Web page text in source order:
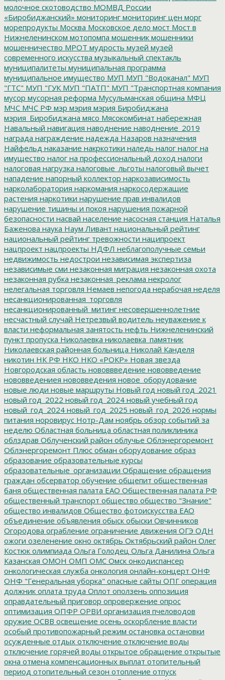
молочное скотоводство МОМВД России
«Биробиджанский» мониторинг мониторинг цен морг
морепродукты Москва Московское дело мост Мост в
Нижнеленинском мотопомпа мошенник мошенники
мошенничество МРОТ мудрость музей музей
современного искусства музыкальный спектакль
муниципалитеты муниципальная программа
муниципальное имущество МУП МУП "Водоканал" МУП
"ГТС" МУП "ГУК МУП "ПАТП" МУП "Транспортная компания
мусор мусорная реформа Мусульманская община МФЦ
МЧС МЧС РФ мэр мэрия мэрия Биробиджана
мэрия_Биробиджана мясо Мясокомбинат набережная
Навальный навигация наводнение наводнение_2019
награда награждение надежда Назаров назначения
Найфельд наказание накркотики наледь налог налог на
имущество налог на профессиональный доход налоги
налоговая нагрузка налоговые_льготы налоговый вычет
нападение напорный коллектор наркозависимость
нарколаборатория наркомания наркосодержащие
растения наркотики нарушение прав инвалидов
нарушение тишины и покоя нарушения пожарной
безопасности насвай население насосная станция Наталья
Баженова наука Наум Ливант национальный рейтинг
национальный рейтинг тревожности наципроект
нацпроект нацпроекты НДФЛ неблагополучные семьи
недвижимость недострои независимая экспертиза
независимые сми незаконная миграция незаконная охота
незаконная рубка незаконная_реклама некролог
нелегальная торговля Немаев непогода нерабочая неделя
несанкционированная_торговля
несанкционированный_митинг несовершеннолетние
несчастный случай Нетрезвый водитель неуважение к
власти неформальная занятость нефть Нижнеленинский
пункт пропуска Николаевка николаевка_памятник
Николаевская районная больница Николай Канделя
никотин НК РФ НКО НКО «РОКР» Новая звезда
Новгородская область нововвведение нововведение
нововведениея нововведения новое_оборудование
новые люди новые маршруты Новый год новый год_2021
новый год_2022 новый год_2024 новый учебный год
новый_год_2024 новый_год_2025 новый_год_2026 нормы
питания норовирус Нотр-Дам ноябрь обзор событий за
неделю Областная больница областная поликлиника
облздрав Облученский район облучье Облэнергоремонт
Облэнергоремонт Плюс обман оборудование образ
образование образовательные курсы
образовательные_организации Обращение обращения
граждан обсерватор обучение общепит общественная
баня общественная палата ЕАО Общественная палата РФ
общественный транспорт общество общество "Знание"
общество инвалидов Общество фотоискусства ЕАО
объединение объявления обыск обыски Овчинников
Огородова ограбление ограничение движения ОГЭ ОДН
ожоги озеленение окно октябрь Октябрьский район Олег
Костюк олимпиада Ольга Голодец Ольга Данилина Ольга
Казанская ОМОН ОМП ОМС Омск онкодиспансер
онкологическая служба онкология онлайн-концерт ОНФ
ОНФ "Генеральная уборка" опасные сайты ОПГ операция
должник оплата труда Оплот оползень оппозиция
оправдательный приговор опровержение опрос
оптимизация ОПФР ОРВИ организация пчеловодов
оружие ОСВВ освещение осень оскорбление власти
особый противопожарный режим остановка остановки
осужденные отдых отключение отключение воды
отключение горячей воды открытое обращение открытые
окна отмена компенсационных выплат отопительный
период отопительный сезон отопление отпуск